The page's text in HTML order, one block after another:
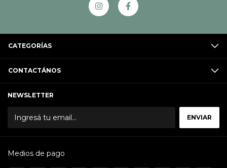
CATEGORÍAS
CONTACTÁNOS
NEWSLETTER
Medios de pago